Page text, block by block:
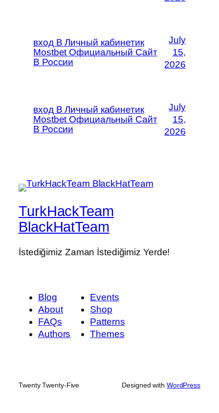
вход В Личный кабинетик
Mostbet Официальный Сайт
В России
July
15,
2026
вход В Личный кабинетик
Mostbet Официальный Сайт
В России
July
15,
2026
TurkHackTeam
BlackHatTeam
İstediğimiz Zaman İstediğimiz Yerde!
Blog
About
FAQs
Authors
Events
Shop
Patterns
Themes
Twenty Twenty-Five Designed with WordPress